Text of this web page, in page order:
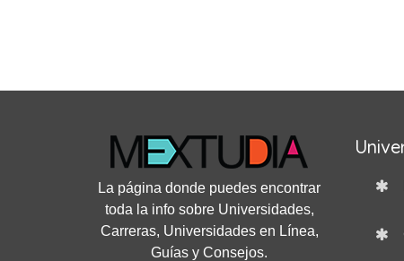
La página donde puedes encontrar
toda la info sobre Universidades,
Carreras, Universidades en Línea,
Guías y Consejos.